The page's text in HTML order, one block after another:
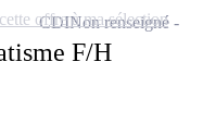
F/H
CDINon renseigné
offre à ma sélection